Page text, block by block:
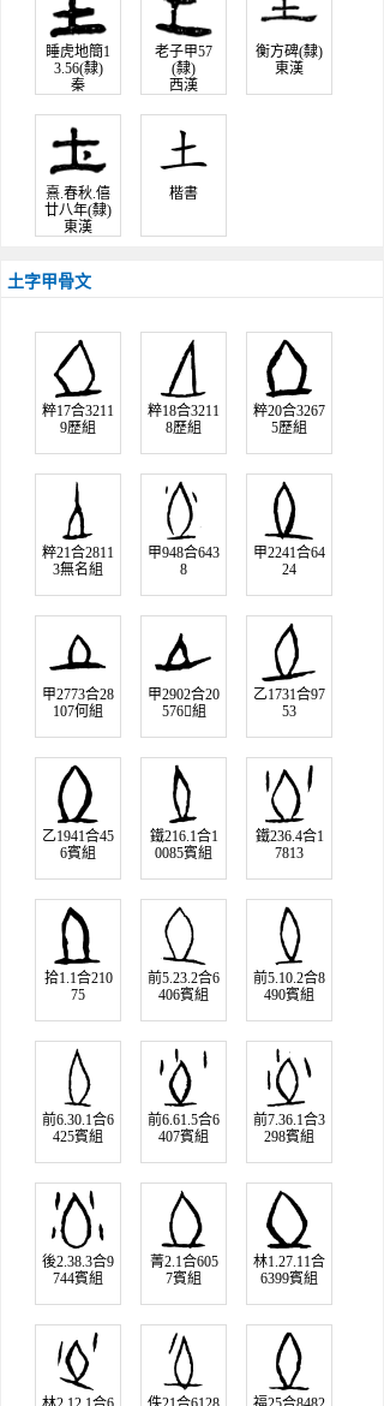
睡虎地簡1
3.56(隸)
秦
老子甲57
(隸)
西漢
衡方碑(隸)
東漢
熹.春秋.僖
廿八年(隸)
東漢
楷書
土字甲骨文
粹17合3211
9歷組
粹18合3211
8歷組
粹20合3267
5歷組
粹21合2811
3無名組
甲948合643
8
甲2241合64
24
甲2773合28
107何組
甲2902合20
576組
乙1731合97
53
乙1941合45
6賓組
鐵216.1合1
0085賓組
鐵236.4合1
7813
拾1.1合210
75
前5.23.2合6
406賓組
前5.10.2合8
490賓組
前6.30.1合6
425賓組
前6.61.5合6
407賓組
前7.36.1合3
298賓組
後2.38.3合9
744賓組
菁2.1合605
7賓組
林1.27.11合
6399賓組